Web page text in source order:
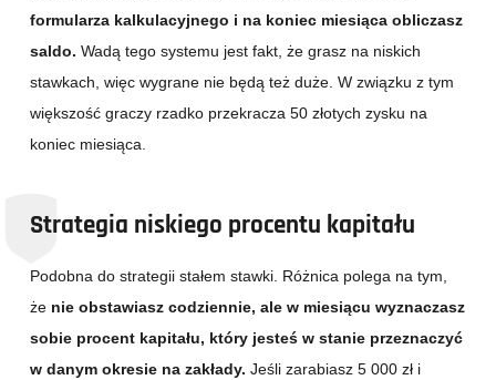
formularza kalkulacyjnego i na koniec miesiąca obliczasz
saldo. Wadą tego systemu jest fakt, że grasz na niskich
stawkach, więc wygrane nie będą też duże. W związku z tym
większość graczy rzadko przekracza 50 złotych zysku na
koniec miesiąca.
Strategia niskiego procentu kapitału
Podobna do strategii stałem stawki. Różnica polega na tym,
że nie obstawiasz codziennie, ale w miesiącu wyznaczasz
sobie procent kapitału, który jesteś w stanie przeznaczyć
w danym okresie na zakłady. Jeśli zarabiasz 5 000 zł i